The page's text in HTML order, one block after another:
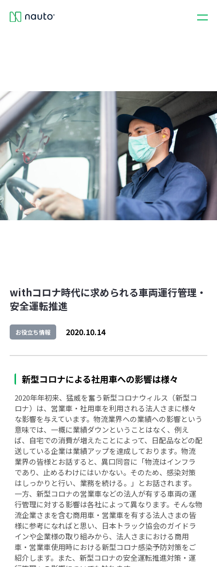
withコロナ時代に求められる車両運行管理・
安全運転推進
お役立ち情報 2020.10.14
新型コロナによる社用車への影響は様々
2020年年初来、猛威を奮う新型コロナウィルス（新型コ
ロナ）は、営業車・社用車を利用される法人さまに様々
な影響を与えています。物流業界への業績への影響という
意味では、一概に業績ダウンということはなく、例え
ば、自宅での消費が増えたことによって、日配品などの配
送している企業は業績アップを達成しております。物流
業界の皆様とお話すると、異口同音に「物流はインフラ
であり、止めるわけにはいかない。そのため、感染対策
はしっかりと行い、業務を続ける。」とお話されます。
一方、新型コロナの営業車などの法人が有する車両の運
行管理に対する影響は各社によって異なります。そんな物
流企業さまを含む商用車・営業車を有する法人さまの皆
様に参考になればと思い、日本トラック協会のガイドラ
インや企業様の取り組みから、法人さまにおける商用
車・営業車使用時における新型コロナ感染予防対策をご
紹介します。また、新型コロナの安全運転推進対策・運